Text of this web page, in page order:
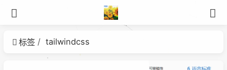
标签 tailwindcss